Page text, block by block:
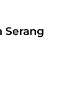
Serang